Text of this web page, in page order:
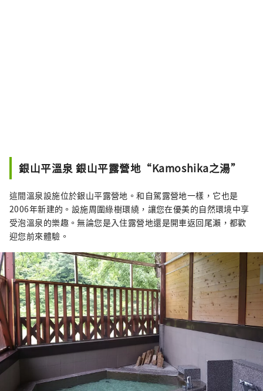
銀山平溫泉 銀山平露營地“Kamoshika之湯”
這間溫泉設施位於銀山平露營地。和自駕露營地一樣，它也是
2006年新建的。設施周圍綠樹環繞，讓您在優美的自然環境中享
受泡溫泉的樂趣。無論您是入住露營地還是開車返回尾瀨，都歡
迎您前來體驗。